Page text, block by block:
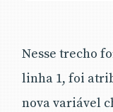
Nesse trecho
linha 1, foi
nova variável